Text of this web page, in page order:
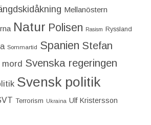
Mellanöstern
Natur Polisen Rasism Ryssland
Sommartid Spanien Stefan
mord Svenska regeringen
Svensk politik
Terrorism Ukraina Ulf Kristersson